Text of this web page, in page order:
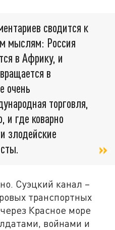
сводится к
мыслям: Россия
в Африку, и
в
очень
торговля,
и где коварно
злодейские
Суэцкий канал –
транспортных
Красное море
войнами и